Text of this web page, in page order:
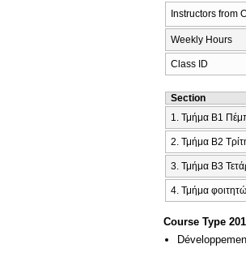
Instructors from
Weekly Hours
Class ID
Section
1. Τμήμα Β1
2. Τμήμα Β2
3. Τμήμα Β3
4. Τμήμα
Course Type